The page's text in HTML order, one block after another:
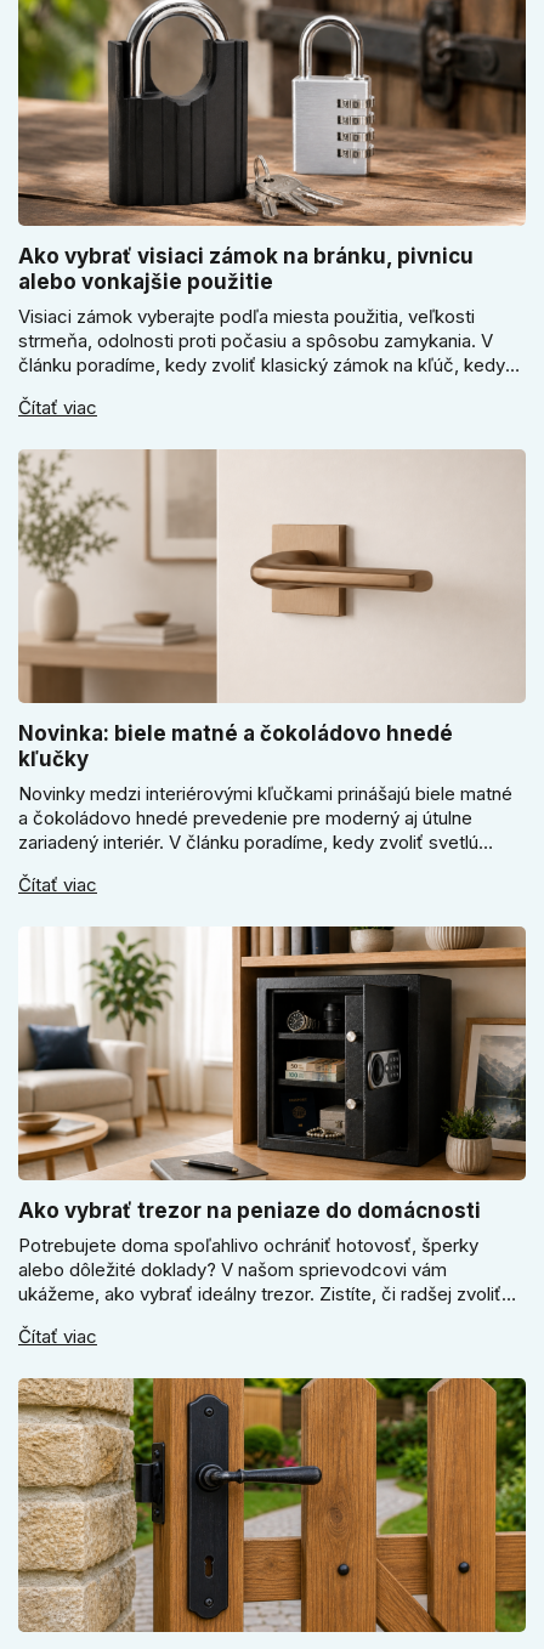
Ako vybrať visiaci zámok na bránku, pivnicu
alebo vonkajšie použitie
Visiaci zámok vyberajte podľa miesta použitia, veľkosti
strmeňa, odolnosti proti počasiu a spôsobu zamykania. V
článku poradíme, kedy zvoliť klasický zámok na kľúč, kedy
sa pri bránke, pivnici alebo záhradnom domčeku neoplatí
Čítať viac
Novinka: biele matné a čokoládovo hnedé
kľučky
Novinky medzi interiérovými kľučkami prinášajú biele matné
a čokoládovo hnedé prevedenie pre moderný aj útulne
zariadený interiér. V článku poradíme, kedy zvoliť svetlú
ako vyberať medzi okrúhlym a štvorcovým štítom. Nové
Čítať viac
Ako vybrať trezor na peniaze do domácnosti
Potrebujete doma spoľahlivo ochrániť hotovosť, šperky
alebo dôležité doklady? V našom sprievodcovi vám
ukážeme, ako vybrať ideálny trezor. Zistíte, či radšej zvoliť
kľúčové jeho správne ukotvenie.
Čítať viac